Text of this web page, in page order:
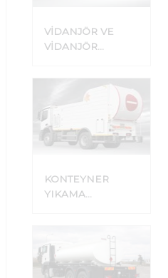
VİDANJÖR VE
VİDANJÖR
KONTEYNER
YIKAMA